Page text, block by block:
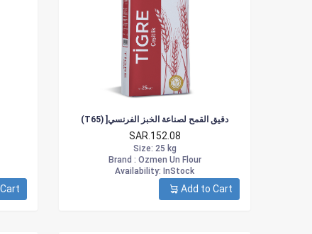
(T65) ]دقيق القمح لصناعة الخبز الفرنسي
SAR.152.08
Size: 25 kg
Brand : Ozmen Un Flour
Availability: InStock
Add to Cart